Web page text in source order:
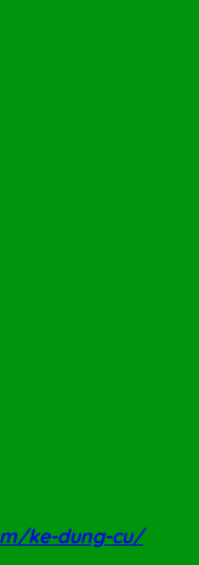
ke-dung-cu/